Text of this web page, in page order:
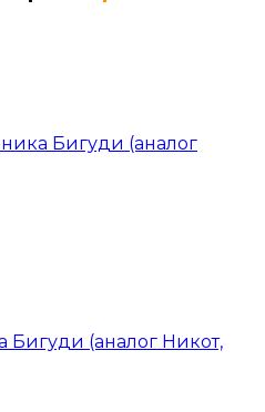
Бигуди (аналог Никот,